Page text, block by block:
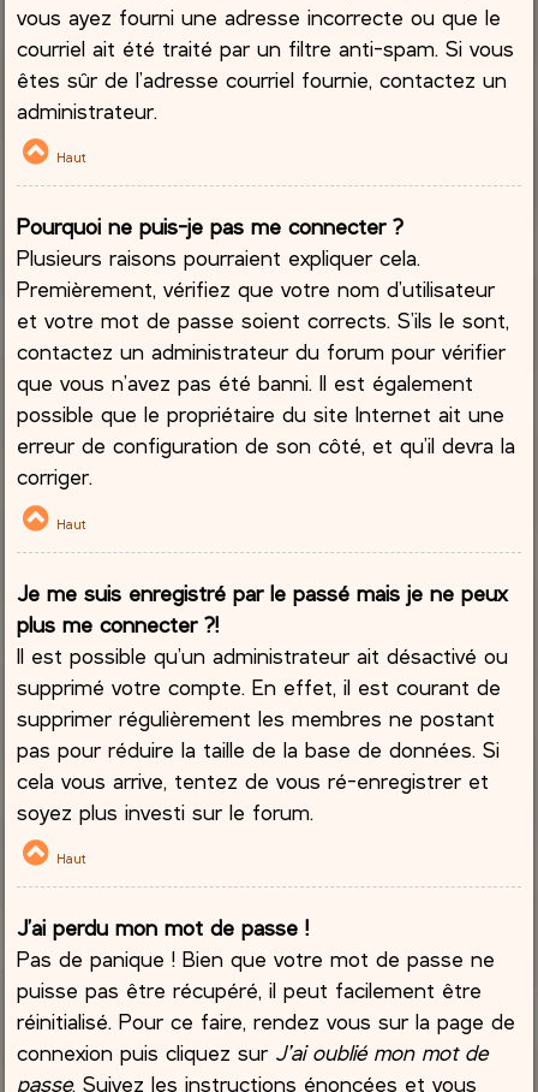
vous ayez fourni une adresse incorrecte ou que le
courriel ait été traité par un filtre anti-spam. Si vous
êtes sûr de l’adresse courriel fournie, contactez un
administrateur.
Haut
Pourquoi ne puis-je pas me connecter ?
Plusieurs raisons pourraient expliquer cela.
Premièrement, vérifiez que votre nom d’utilisateur
et votre mot de passe soient corrects. S’ils le sont,
contactez un administrateur du forum pour vérifier
que vous n’avez pas été banni. Il est également
possible que le propriétaire du site Internet ait une
erreur de configuration de son côté, et qu’il devra la
corriger.
Haut
Je me suis enregistré par le passé mais je ne peux
plus me connecter ?!
Il est possible qu’un administrateur ait désactivé ou
supprimé votre compte. En effet, il est courant de
supprimer régulièrement les membres ne postant
pas pour réduire la taille de la base de données. Si
cela vous arrive, tentez de vous ré-enregistrer et
soyez plus investi sur le forum.
Haut
J’ai perdu mon mot de passe !
Pas de panique ! Bien que votre mot de passe ne
puisse pas être récupéré, il peut facilement être
réinitialisé. Pour ce faire, rendez vous sur la page de
connexion puis cliquez sur J’ai oublié mon mot de
passe. Suivez les instructions énoncées et vous